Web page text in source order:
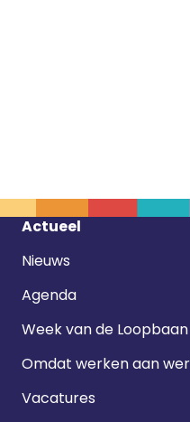
Footer
Actueel
Nieuws
Agenda
Week van de Loopbaan
Omdat werken aan
Vacatures